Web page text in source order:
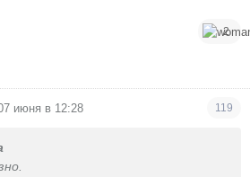
2
июня в 12:28 119